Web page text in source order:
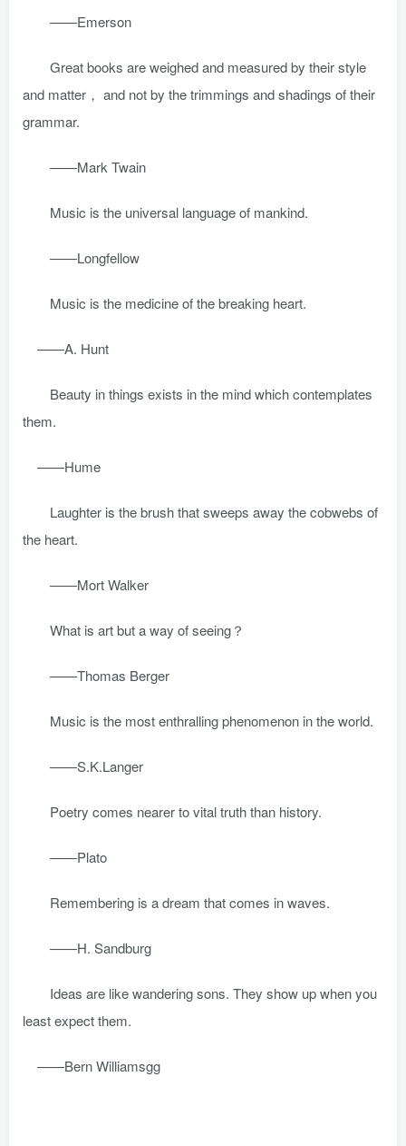
——Emerson
Great books are weighed and measured by their style
and matter， and not by the trimmings and shadings of their
grammar.
——Mark Twain
Music is the universal language of mankind.
——Longfellow
Music is the medicine of the breaking heart.
——A. Hunt
Beauty in things exists in the mind which contemplates
them.
——Hume
Laughter is the brush that sweeps away the cobwebs of
the heart.
——Mort Walker
What is art but a way of seeing？
——Thomas Berger
Music is the most enthralling phenomenon in the world.
——S.K.Langer
Poetry comes nearer to vital truth than history.
——Plato
Remembering is a dream that comes in waves.
——H. Sandburg
Ideas are like wandering sons. They show up when you
least expect them.
——Bern Williamsgg